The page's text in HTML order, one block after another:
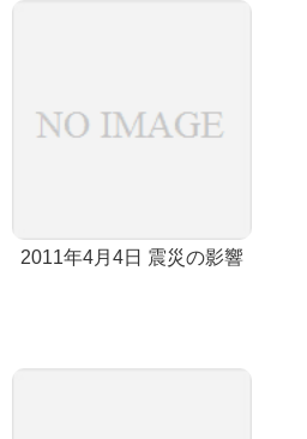
2011年4月4日 震災の影響